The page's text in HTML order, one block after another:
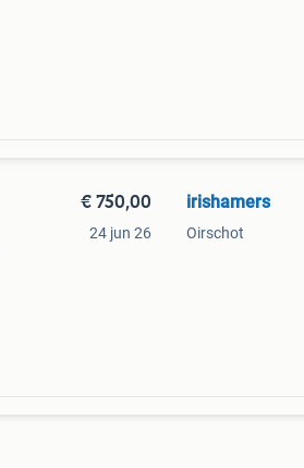
€ 750,00
24 jun 26
irishamers
Oirschot